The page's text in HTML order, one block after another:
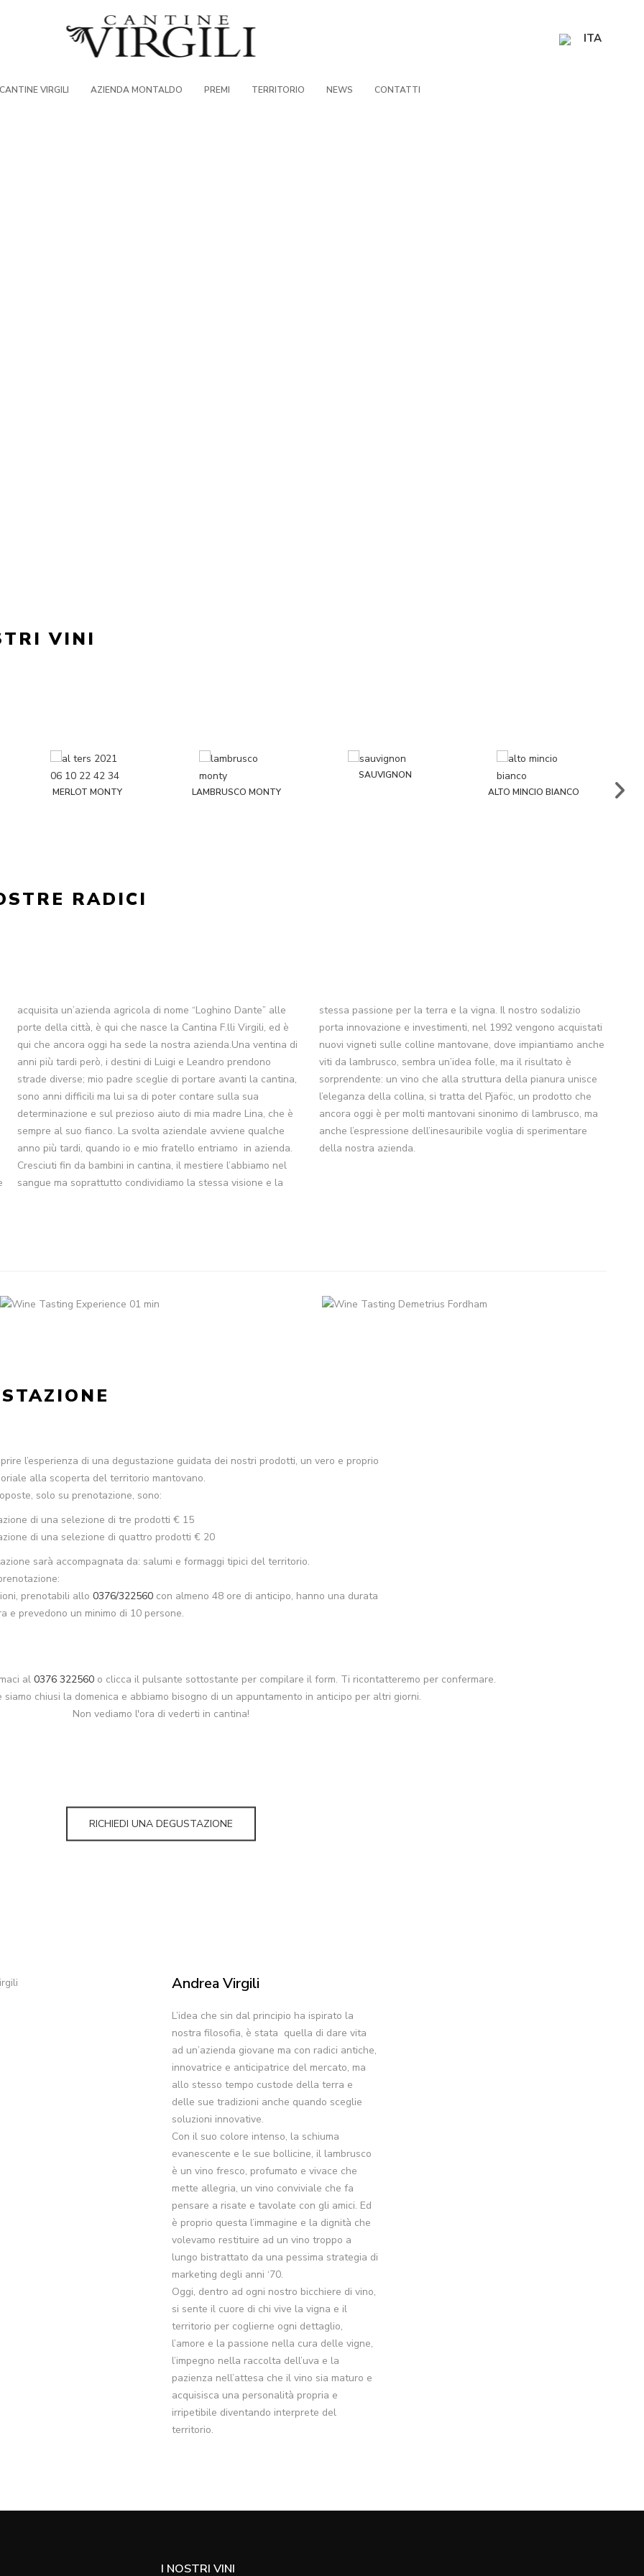
ITA
CANTINE VIRGILI AZIENDA MONTALDO PREMI TERRITORIO NEWS CONTATTI
VINI
MERLOT MONTY LAMBRUSCO MONTY
SAUVIGNON
ALTO MINCIO BIANCO
RADICI
anno più tardi, quando io e mio fratello entriamo in azienda.
Cresciuti fin da bambini in cantina, il mestiere l’abbiamo nel
sangue ma soprattutto condividiamo la stessa visione e la
stessa passione per la terra e la vigna. Il nostro sodalizio
porta innovazione e investimenti, nel 1992 vengono acquistati
nuovi vigneti sulle colline mantovane, dove impiantiamo anche
viti da lambrusco, sembra un’idea folle, ma il risultato è
sorprendente: un vino che alla struttura della pianura unisce
l’eleganza della collina, si tratta del Pjaföc, un prodotto che
ancora oggi è per molti mantovani sinonimo di lambrusco, ma
anche l’espressione dell’inesauribile voglia di sperimentare
della nostra azienda.
l’esperienza di una degustazione guidata dei nostri prodotti, un vero e proprio
alla scoperta del territorio mantovano.
solo su prenotazione, sono:
di una selezione di tre prodotti € 15
di una selezione di quattro prodotti € 20
sarà accompagnata da: salumi e formaggi tipici del territorio.
prenotabili allo 0376/322560con almeno 48 ore di anticipo, hanno una durata
e prevedono un minimo di 10 persone.
al 0376 322560o clicca il pulsante sottostante per compilare il form. Ti ricontatteremo per confermare.
chiusi la domenica e abbiamo bisogno di un appuntamento in anticipo per altri giorni.
Non vediamo l'ora di vederti in cantina!
RICHIEDI UNA DEGUSTAZIONE
Andrea Virgili
L’idea che sin dal principio ha ispirato la
nostra filosofia, è stata quella di dare vita
ad un’azienda giovane ma con radici antiche,
innovatrice e anticipatrice del mercato, ma
allo stesso tempo custode della terra e
delle sue tradizioni anche quando sceglie
soluzioni innovative.
Con il suo colore intenso, la schiuma
evanescente e le sue bollicine, il lambrusco
è un vino fresco, profumato e vivace che
mette allegria, un vino conviviale che fa
pensare a risate e tavolate con gli amici. Ed
è proprio questa l’immagine e la dignità che
volevamo restituire ad un vino troppo a
lungo bistrattato da una pessima strategia di
marketing degli anni ‘70.
Oggi, dentro ad ogni nostro bicchiere di vino,
si sente il cuore di chi vive la vigna e il
territorio per coglierne ogni dettaglio,
l’amore e la passione nella cura delle vigne,
l’impegno nella raccolta dell’uva e la
pazienza nell’attesa che il vino sia maturo e
acquisisca una personalità propria e
irripetibile diventando interprete del
territorio.
I NOSTRI VINI